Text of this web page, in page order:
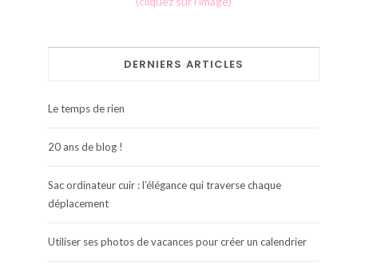
DERNIERS ARTICLES
Le temps de rien
20 ans de blog !
Sac ordinateur cuir : l’élégance qui traverse chaque
déplacement
Utiliser ses photos de vacances pour créer un calendrier